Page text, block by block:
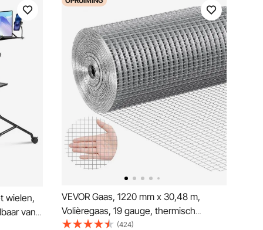
wielen,
van
met 2
VEVOR Gaas, 1220 mm x 30,48 m,
Volièregaas, 19 gauge, thermisch
verzinkt gaas op rol, gaas met schakels,
(424)